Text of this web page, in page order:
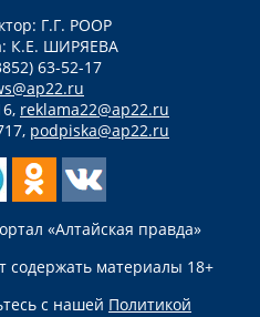
Г.Г. РООР
К.Е. ШИРЯЕВА
63-52-17
reklama22@ap22.ru
podpiska@ap22.ru
«Алтайская правда»
содержать материалы 18+
с нашей Политикой